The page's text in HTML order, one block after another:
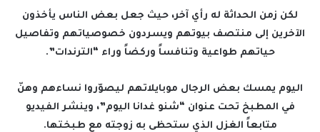
لكن زمن الحداثة له رأي آخر، حيث جعل بعض الناس يأخذون
الآخرين إلى منتصف بيوتهم ويسردون خصوصياتهم وتفاصيل
حياتهم طواعية وتنافساً وركضاً وراء “الترندات”.
اليوم يمسك بعض الرجال موبايلاتهم ليصوّروا نساءهم وهنّ
في المطبخ تحت عنوان “شنو غدانا اليوم”، وينشر الفيديو
متابعاً الغزل الذي ستحظى به زوجته مع طبختها.